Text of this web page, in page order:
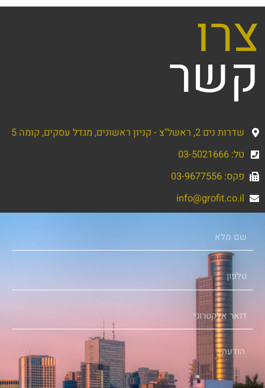
צרו
קשר
שדרות נים 2, ראשל"צ - קניון ראשונים, מגדל עסקים, קומה 5
טל: 03-5021666
פקס: 03-9677556
info@grofit.co.il
שם
מלא
טלפון
דואר
אלקטרוני
הודעה